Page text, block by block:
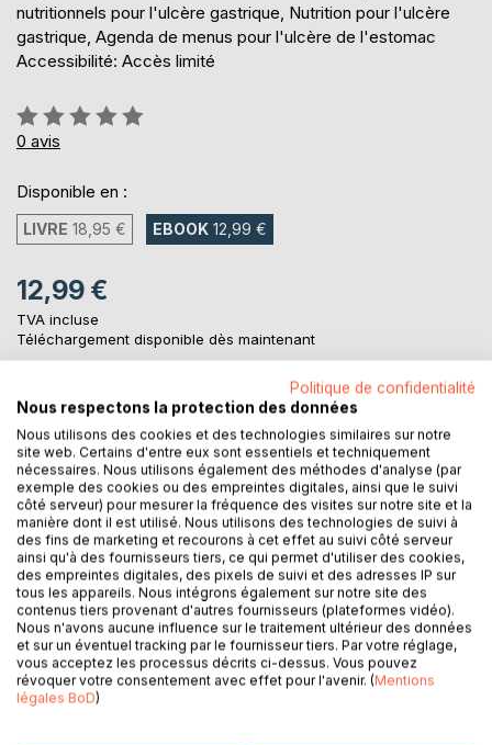
nutritionnels pour l'ulcère gastrique, Nutrition pour l'ulcère
gastrique, Agenda de menus pour l'ulcère de l'estomac
Accessibilité: Accès limité
Évaluation:
0%
0 avis
Disponible en :
LIVRE 18,95 € EBOOK 12,99 €
12,99 €
TVA incluse
Téléchargement disponible dès maintenant
AJOUTER AU PANIER
Ajouter à ma liste d'envies
Laisser un avis
DESCRIPTION
Politique de confidentialité
Nous respectons la protection des données
Nous utilisons des cookies et des technologies similaires sur notre
site web. Certains d'entre eux sont essentiels et techniquement
nécessaires. Nous utilisons également des méthodes d'analyse (par
exemple des cookies ou des empreintes digitales, ainsi que le suivi
côté serveur) pour mesurer la fréquence des visites sur notre site et la
manière dont il est utilisé. Nous utilisons des technologies de suivi à
des fins de marketing et recourons à cet effet au suivi côté serveur
ainsi qu'à des fournisseurs tiers, ce qui permet d'utiliser des cookies,
des empreintes digitales, des pixels de suivi et des adresses IP sur
tous les appareils. Nous intégrons également sur notre site des
contenus tiers provenant d'autres fournisseurs (plateformes vidéo).
Nous n'avons aucune influence sur le traitement ultérieur des données
et sur un éventuel tracking par le fournisseur tiers. Par votre réglage,
vous acceptez les processus décrits ci-dessus. Vous pouvez
révoquer votre consentement avec effet pour l'avenir. (Mentions
légales BoD)